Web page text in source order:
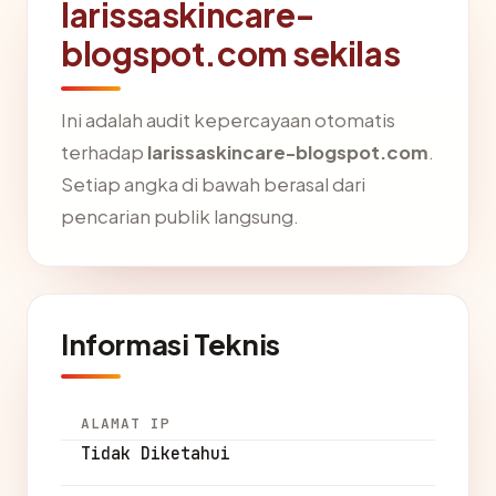
larissaskincare-
blogspot.com sekilas
Ini adalah audit kepercayaan otomatis
terhadap larissaskincare-blogspot.com.
Setiap angka di bawah berasal dari
pencarian publik langsung.
Informasi Teknis
ALAMAT IP
Tidak Diketahui